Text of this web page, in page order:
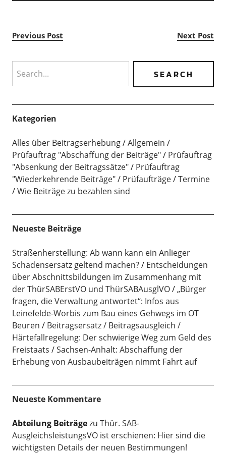
Previous Post Next Post
Kategorien
Alles über Beitragserhebung
Allgemein
Prüfauftrag "Abschaffung der Beiträge"
Prüfauftrag
"Absenkung der Beitragssätze"
Prüfauftrag
"Wiederkehrende Beiträge"
Prüfaufträge
Termine
Wie Beiträge zu bezahlen sind
Neueste Beiträge
Straßenherstellung: Ab wann kann ein Anlieger
Schadensersatz geltend machen?
Entscheidungen
über Abschnittsbildungen im Zusammenhang mit
der ThürSABErstVO und ThürSABAusglVO
„Bürger
fragen, die Verwaltung antwortet“: Infos aus
Leinefelde-Worbis zum Bau eines Gehwegs im OT
Beuren
Beitragsersatz / Beitragsausgleich /
Härtefallregelung: Der schwierige Weg zum Geld des
Freistaats
Sachsen-Anhalt: Abschaffung der
Erhebung von Ausbaubeiträgen nimmt Fahrt auf
Neueste Kommentare
Abteilung Beiträgezu Thür. SAB-
AusgleichsleistungsVO ist erschienen: Hier sind die
wichtigsten Details der neuen Bestimmungen!